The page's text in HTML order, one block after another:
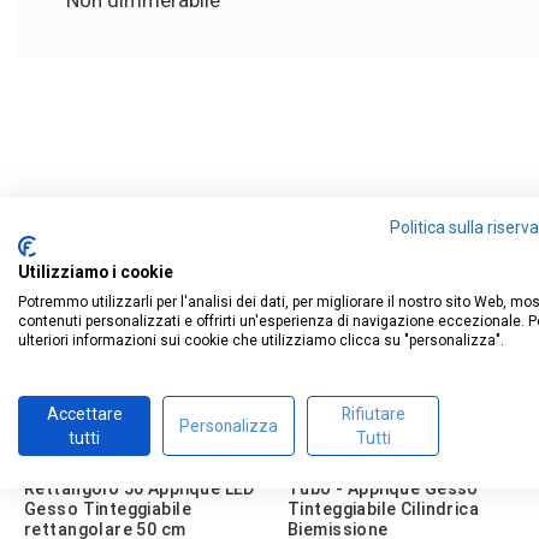
Vedi tutte le recensioni su questo sito
5stelle
4stelle
1
3stelle
0
Ordina le recensioni
Rettangolo 50 Applique LED
Gesso Tinteggiabile
rettangolare 50 cm
Tubo - Applique Gesso
Tinteggiabile Cilindrica
Biemissione
Politica sulla
Utilizziamo i cookie
Potremmo utilizzarli per l'analisi dei dati, per migliorare il nostro sito Web,
contenuti personalizzati e offrirti un'esperienza di navigazione eccezionale.
ulteriori informazioni sui cookie che utilizziamo clicca su "personalizza".
Accettare
tutti
Personalizza
Rifiutare
Tutti